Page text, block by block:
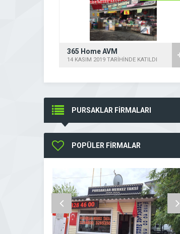
365 Home AVM
14 KASIM 2019 TARİHİNDE KATILDI
PURSAKLAR FİRMALARI
POPÜLER FİRMALAR